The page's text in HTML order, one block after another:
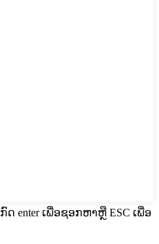
ກົດ enter ເພື່ອຊອກຫາຫຼື ESC ເພື່ອ